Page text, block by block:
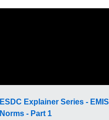
ESDC Explainer Series - EMIS
Norms - Part 1